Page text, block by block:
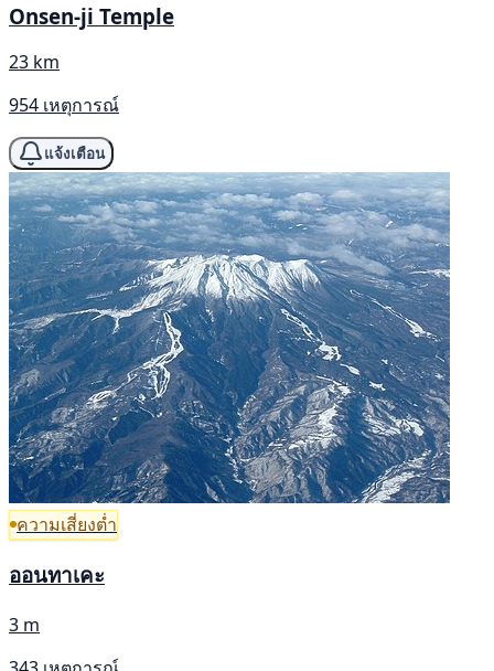
Onsen-ji Temple
23 km
954 เหตุการณ์
แจ้งเตือน
ความเสี่ยงต่ำ
ออนทาเคะ
3 m